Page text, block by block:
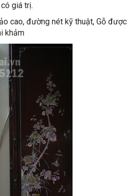
giá trị.
cao, đường nét kỹ thuật, Gỗ được
khảm